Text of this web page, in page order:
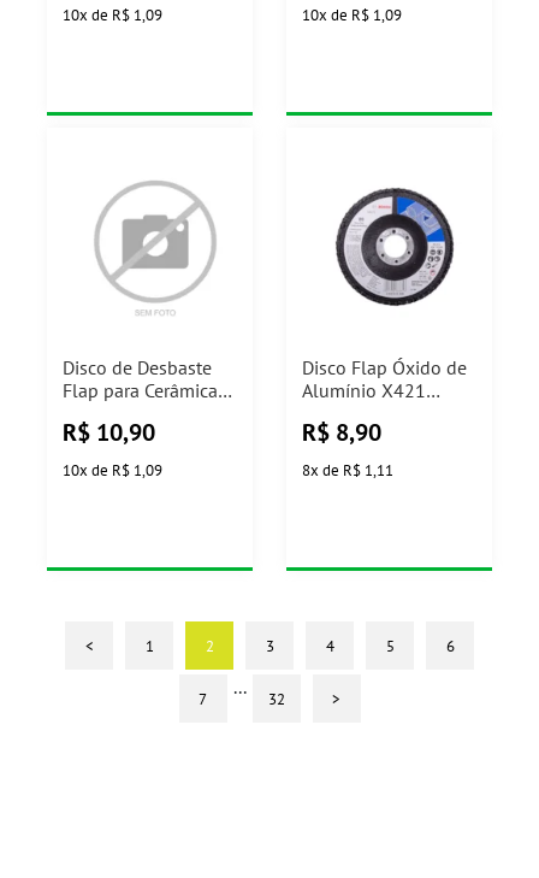
10x de R$ 1,09 10x de R$ 1,09
Disco de Desbaste
Flap para Cerâmica
115mm Cortag
R$ 10,90
10x de R$ 1,09
Disco Flap Óxido de
Alumínio X421
R$ 8,90
8x de R$ 1,11
< 1 2 3 4 5 6
7 ... 32 >